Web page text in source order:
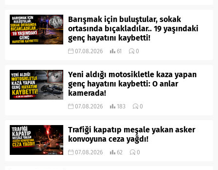
Barışmak için buluştular, sokak
ortasında bıçakladılar.. 19 yaşındaki
genç hayatını kaybetti!
07.08.2026 61 0
Yeni aldığı motosikletle kaza yapan
genç hayatını kaybetti: O anlar
kamerada!
07.08.2026 183 0
Trafiği kapatıp meşale yakan asker
konvoyuna ceza yağdı!
07.08.2026 62 0